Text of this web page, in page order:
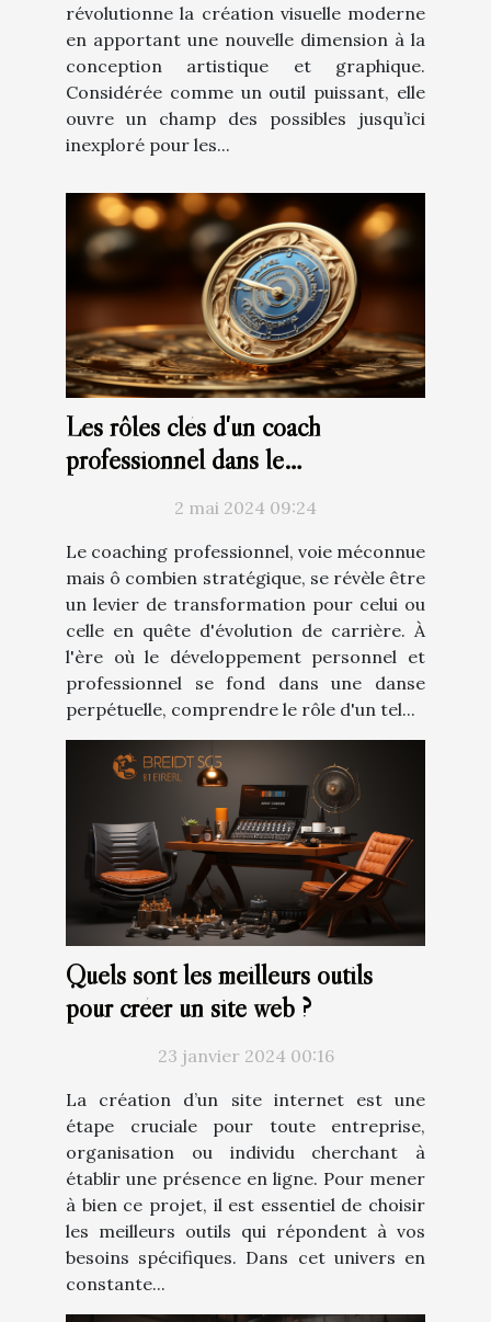
révolutionne la création visuelle moderne
en apportant une nouvelle dimension à la
conception artistique et graphique.
Considérée comme un outil puissant, elle
ouvre un champ des possibles jusqu’ici
inexploré pour les...
Les rôles clés d'un coach
professionnel dans le
développement de carrière
2 mai 2024 09:24
Le coaching professionnel, voie méconnue
mais ô combien stratégique, se révèle être
un levier de transformation pour celui ou
celle en quête d'évolution de carrière. À
l'ère où le développement personnel et
professionnel se fond dans une danse
perpétuelle, comprendre le rôle d'un tel...
Quels sont les meilleurs outils
pour créer un site web ?
23 janvier 2024 00:16
La création d’un site internet est une
étape cruciale pour toute entreprise,
organisation ou individu cherchant à
établir une présence en ligne. Pour mener
à bien ce projet, il est essentiel de choisir
les meilleurs outils qui répondent à vos
besoins spécifiques. Dans cet univers en
constante...